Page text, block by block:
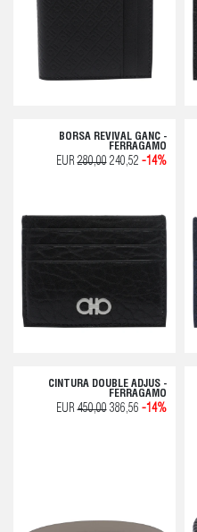
BORSA REVIVAL GANC -
FERRAGAMO
EUR280,00240,52 -14%
CINTURA DOUBLE ADJUS -
FERRAGAMO
EUR450,00386,56 -14%